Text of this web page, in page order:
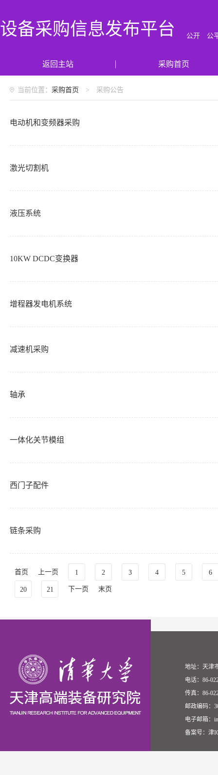
设备采购信息发布平台 公开 公
返回主站 采购首页
当前位置： 采购首页 > 采购公告
电动机和变频器采购
激光切割机
液压系统
10KW DCDC变换器
增程器发电机系统
减速机采购
轴承
一体化关节模组
西门子配件
链条采购
首页 上一页 1 2 3 4 5 6
20 21 下一页 末页
地址：天津
电话：86-
传真：86-
邮政编码：
电子邮箱：
备案号： 津